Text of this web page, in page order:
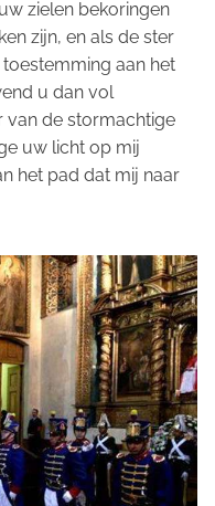
zielen bekoringen
zijn, en als de ster
aan het
u dan vol
van de stormachtige
uw licht op mij
het pad dat mij naar